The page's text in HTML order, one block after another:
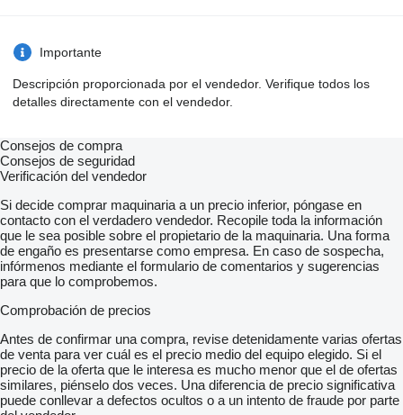
Importante
Descripción proporcionada por el vendedor. Verifique todos los
detalles directamente con el vendedor.
Consejos de compra
Consejos de seguridad
Verificación del vendedor
Si decide comprar maquinaria a un precio inferior, póngase en
contacto con el verdadero vendedor. Recopile toda la información
que le sea posible sobre el propietario de la maquinaria. Una forma
de engaño es presentarse como empresa. En caso de sospecha,
infórmenos mediante el formulario de comentarios y sugerencias
para que lo comprobemos.
Comprobación de precios
Antes de confirmar una compra, revise detenidamente varias ofertas
de venta para ver cuál es el precio medio del equipo elegido. Si el
precio de la oferta que le interesa es mucho menor que el de ofertas
similares, piénselo dos veces. Una diferencia de precio significativa
puede conllevar a defectos ocultos o a un intento de fraude por parte